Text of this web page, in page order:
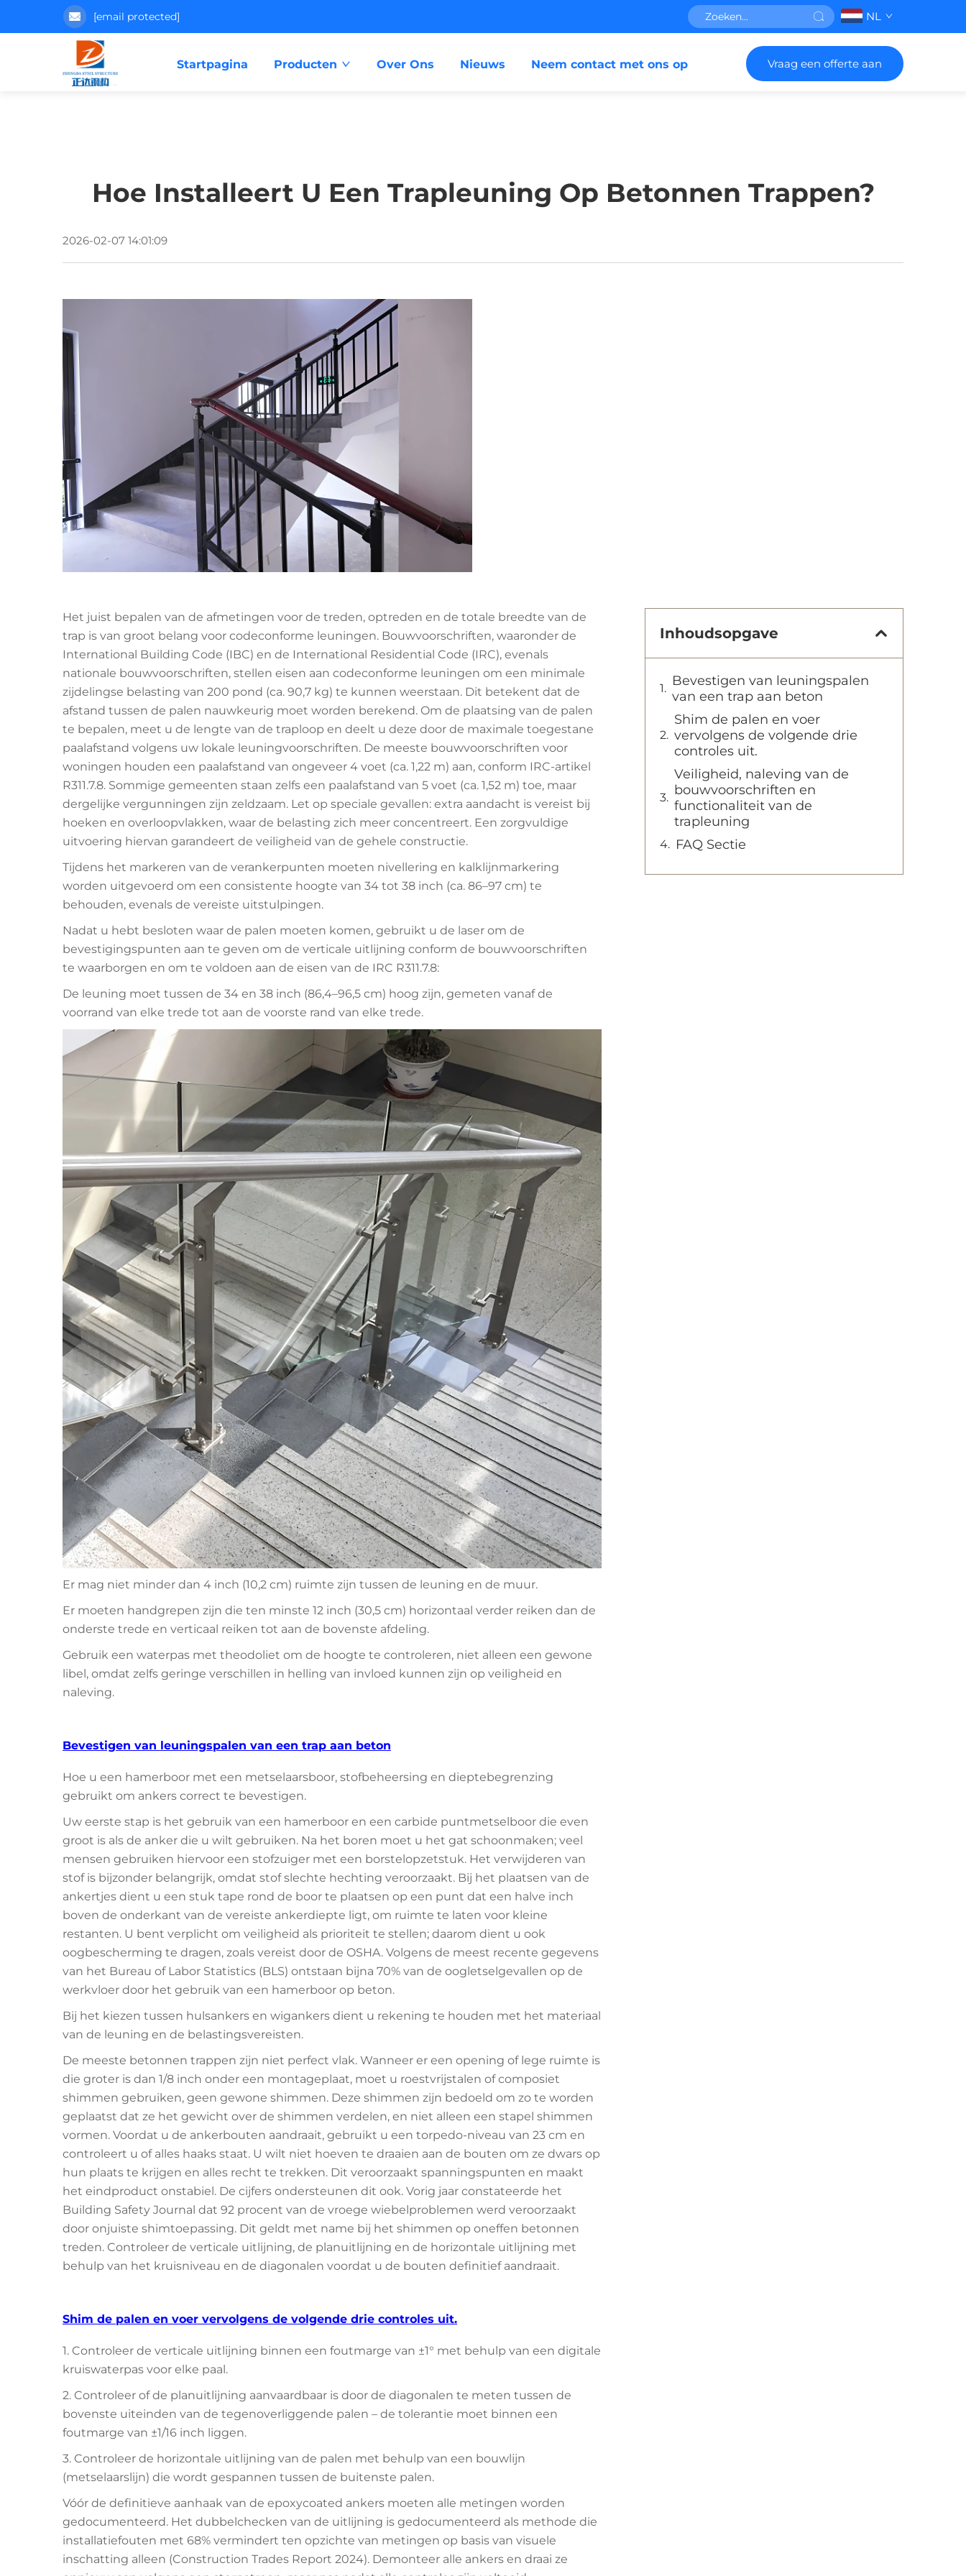
[email protected] NL
Startpagina Producten Over Ons Nieuws Neem contact met ons op Vraag een offerte aan
Hoe Installeert U Een Trapleuning Op Betonnen Trappen?
2026-02-07 14:01:09
Het juist bepalen van de afmetingen voor de treden, optreden en de totale breedte van de
trap is van groot belang voor codeconforme leuningen. Bouwvoorschriften, waaronder de
International Building Code (IBC) en de International Residential Code (IRC), evenals
nationale bouwvoorschriften, stellen eisen aan codeconforme leuningen om een minimale
zijdelingse belasting van 200 pond (ca. 90,7 kg) te kunnen weerstaan. Dit betekent dat de
afstand tussen de palen nauwkeurig moet worden berekend. Om de plaatsing van de palen
te bepalen, meet u de lengte van de traploop en deelt u deze door de maximale toegestane
paalafstand volgens uw lokale leuningvoorschriften. De meeste bouwvoorschriften voor
woningen houden een paalafstand van ongeveer 4 voet (ca. 1,22 m) aan, conform IRC-artikel
R311.7.8. Sommige gemeenten staan zelfs een paalafstand van 5 voet (ca. 1,52 m) toe, maar
dergelijke vergunningen zijn zeldzaam. Let op speciale gevallen: extra aandacht is vereist bij
hoeken en overloopvlakken, waar de belasting zich meer concentreert. Een zorgvuldige
uitvoering hiervan garandeert de veiligheid van de gehele constructie.
Tijdens het markeren van de verankerpunten moeten nivellering en kalklijnmarkering
worden uitgevoerd om een consistente hoogte van 34 tot 38 inch (ca. 86–97 cm) te
behouden, evenals de vereiste uitstulpingen.
Nadat u hebt besloten waar de palen moeten komen, gebruikt u de laser om de
bevestigingspunten aan te geven om de verticale uitlijning conform de bouwvoorschriften
te waarborgen en om te voldoen aan de eisen van de IRC R311.7.8:
De leuning moet tussen de 34 en 38 inch (86,4–96,5 cm) hoog zijn, gemeten vanaf de
voorrand van elke trede tot aan de voorste rand van elke trede.
Er mag niet minder dan 4 inch (10,2 cm) ruimte zijn tussen de leuning en de muur.
Er moeten handgrepen zijn die ten minste 12 inch (30,5 cm) horizontaal verder reiken dan de
onderste trede en verticaal reiken tot aan de bovenste afdeling.
Gebruik een waterpas met theodoliet om de hoogte te controleren, niet alleen een gewone
libel, omdat zelfs geringe verschillen in helling van invloed kunnen zijn op veiligheid en
naleving.
Bevestigen van leuningspalen van een trap aan beton
Hoe u een hamerboor met een metselaarsboor, stofbeheersing en dieptebegrenzing
gebruikt om ankers correct te bevestigen.
Uw eerste stap is het gebruik van een hamerboor en een carbide puntmetselboor die even
groot is als de anker die u wilt gebruiken. Na het boren moet u het gat schoonmaken; veel
mensen gebruiken hiervoor een stofzuiger met een borstelopzetstuk. Het verwijderen van
stof is bijzonder belangrijk, omdat stof slechte hechting veroorzaakt. Bij het plaatsen van de
ankertjes dient u een stuk tape rond de boor te plaatsen op een punt dat een halve inch
boven de onderkant van de vereiste ankerdiepte ligt, om ruimte te laten voor kleine
restanten. U bent verplicht om veiligheid als prioriteit te stellen; daarom dient u ook
oogbescherming te dragen, zoals vereist door de OSHA. Volgens de meest recente gegevens
van het Bureau of Labor Statistics (BLS) ontstaan bijna 70% van de oogletselgevallen op de
werkvloer door het gebruik van een hamerboor op beton.
Bij het kiezen tussen hulsankers en wigankers dient u rekening te houden met het materiaal
van de leuning en de belastingsvereisten.
De meeste betonnen trappen zijn niet perfect vlak. Wanneer er een opening of lege ruimte is
die groter is dan 1/8 inch onder een montageplaat, moet u roestvrijstalen of composiet
shimmen gebruiken, geen gewone shimmen. Deze shimmen zijn bedoeld om zo te worden
geplaatst dat ze het gewicht over de shimmen verdelen, en niet alleen een stapel shimmen
vormen. Voordat u de ankerbouten aandraait, gebruikt u een torpedo-niveau van 23 cm en
controleert u of alles haaks staat. U wilt niet hoeven te draaien aan de bouten om ze dwars op
hun plaats te krijgen en alles recht te trekken. Dit veroorzaakt spanningspunten en maakt
het eindproduct onstabiel. De cijfers ondersteunen dit ook. Vorig jaar constateerde het
Building Safety Journal dat 92 procent van de vroege wiebelproblemen werd veroorzaakt
door onjuiste shimtoepassing. Dit geldt met name bij het shimmen op oneffen betonnen
treden. Controleer de verticale uitlijning, de planuitlijning en de horizontale uitlijning met
behulp van het kruisniveau en de diagonalen voordat u de bouten definitief aandraait.
Shim de palen en voer vervolgens de volgende drie controles uit.
1. Controleer de verticale uitlijning binnen een foutmarge van ±1° met behulp van een digitale
kruiswaterpas voor elke paal.
2. Controleer of de planuitlijning aanvaardbaar is door de diagonalen te meten tussen de
bovenste uiteinden van de tegenoverliggende palen – de tolerantie moet binnen een
foutmarge van ±1/16 inch liggen.
3. Controleer de horizontale uitlijning van de palen met behulp van een bouwlijn
(metselaarslijn) die wordt gespannen tussen de buitenste palen.
Vóór de definitieve aanhaak van de epoxycoated ankers moeten alle metingen worden
gedocumenteerd. Het dubbelchecken van de uitlijning is gedocumenteerd als methode die
installatiefouten met 68% vermindert ten opzichte van metingen op basis van visuele
inschatting alleen (Construction Trades Report 2024). Demonteer alle ankers en draai ze
Inhoudsopgave
Bevestigen van leuningspalen
van een trap aan beton
Shim de palen en voer
vervolgens de volgende drie
controles uit.
Veiligheid, naleving van de
bouwvoorschriften en
functionaliteit van de
trapleuning
FAQ Sectie